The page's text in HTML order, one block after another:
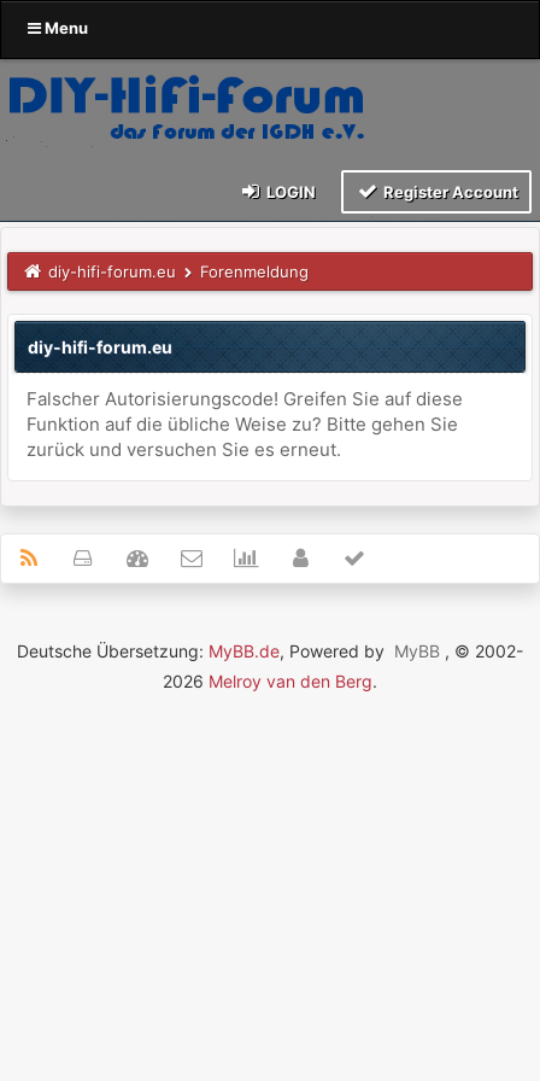
Menu
LOGIN Register Account
diy-hifi-forum.eu Forenmeldung
diy-hifi-forum.eu
Falscher Autorisierungscode! Greifen Sie auf diese
Funktion auf die übliche Weise zu? Bitte gehen Sie
zurück und versuchen Sie es erneut.
Deutsche Übersetzung: MyBB.de, Powered by MyBB , © 2002-
2026 Melroy van den Berg.